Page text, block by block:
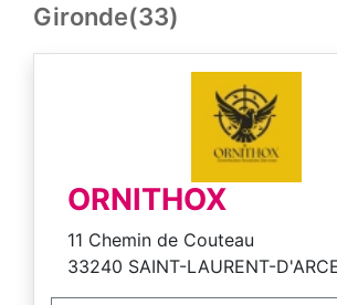
Gironde(33)
ORNITHOX
11 Chemin de Couteau
33240 SAINT-LAURENT-